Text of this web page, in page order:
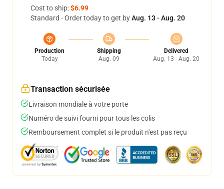
Cost to ship:$6.99
Standard - Order today to get byAug. 13 - Aug. 20
Production
Today
Shipping
Aug. 09
Delivered
Aug. 13 - Aug. 20
Transaction sécurisée
Livraison mondiale à votre porte
Numéro de suivi fourni pour tous les colis
Remboursement complet si le produit n'est pas reçu